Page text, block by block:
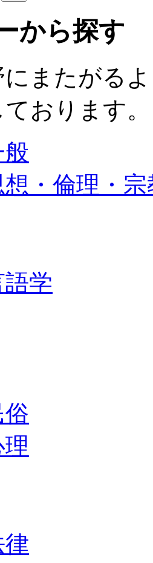
から探す
またがる
おります。
・倫理・宗
学